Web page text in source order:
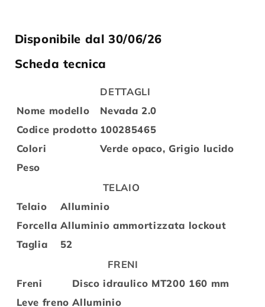
Disponibile dal 30/06/26
Scheda tecnica
DETTAGLI
Nome modello
Nevada 2.0
Codice prodotto 100285465
Colori
Verde opaco, Grigio lucido
Peso
TELAIO
Telaio
Alluminio
Forcella Alluminio ammortizzata lockout
Taglia
52
FRENI
Freni
Disco idraulico MT200 160 mm
Leve freno Alluminio